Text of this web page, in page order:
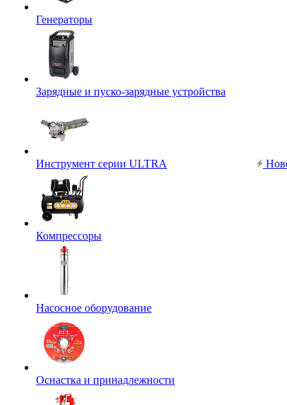
Генераторы
Зарядные и пуско-зарядные устройства
Инструмент серии ULTRA
Компрессоры
Насосное оборудование
Оснастка и принадлежности